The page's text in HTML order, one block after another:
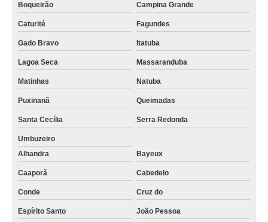
Boqueirão Campina Grande
Caturité Fagundes
Gado Bravo Itatuba
Lagoa Seca Massaranduba
Matinhas Natuba
Puxinanã Queimadas
Santa Cecília Serra Redonda
Umbuzeiro
Alhandra
Bayeux
Caaporã Cabedelo
Conde Cruz do
Espírito Santo João Pessoa